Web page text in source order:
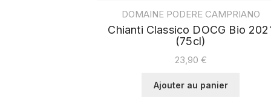
DOMAINE PODERE CAMPRIANO
Chianti Classico DOCG Bio
(75cl)
23,90 €
Ajouter au panier